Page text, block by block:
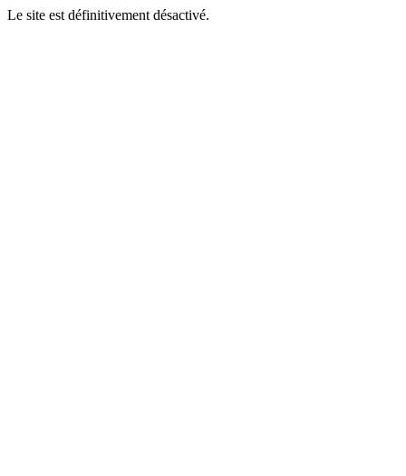
Le site est définitivement désactivé.